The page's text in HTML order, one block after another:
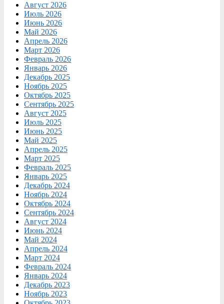
Август 2026
Июль 2026
Июнь 2026
Май 2026
Апрель 2026
Март 2026
Февраль 2026
Январь 2026
Декабрь 2025
Ноябрь 2025
Октябрь 2025
Сентябрь 2025
Август 2025
Июль 2025
Июнь 2025
Май 2025
Апрель 2025
Март 2025
Февраль 2025
Январь 2025
Декабрь 2024
Ноябрь 2024
Октябрь 2024
Сентябрь 2024
Август 2024
Июнь 2024
Май 2024
Апрель 2024
Март 2024
Февраль 2024
Январь 2024
Декабрь 2023
Ноябрь 2023